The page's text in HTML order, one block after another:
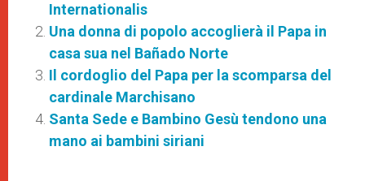
Internationalis
Una donna di popolo accoglierà il Papa in
casa sua nel Bañado Norte
Il cordoglio del Papa per la scomparsa del
cardinale Marchisano
Santa Sede e Bambino Gesù tendono una
mano ai bambini siriani